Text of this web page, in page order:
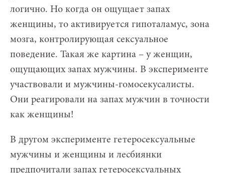
логично. Но когда он ощущает запах
женщины, то активируется гипоталамус, зона
мозга, контролирующая сексуальное
поведение. Такая же картина – у женщин,
ощущающих запах мужчины. В эксперименте
участвовали и мужчины-гомосекусалисты.
Они реагировали на запах мужчин в точности
как женщины!
В другом эксперименте гетеросексуальные
мужчины и женщины и лесбиянки
предпочитали запах гетеросексуальных